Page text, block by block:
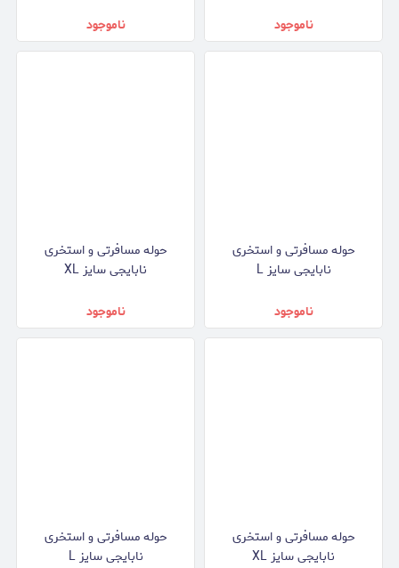
ناموجود ناموجود
حوله مسافرتی و استخری
نابایجی سایز L
ناموجود
حوله مسافرتی و استخری
نابایجی سایز XL
ناموجود
حوله مسافرتی و استخری
نابایجی سایز XL
حوله مسافرتی و استخری
نابایجی سایز L